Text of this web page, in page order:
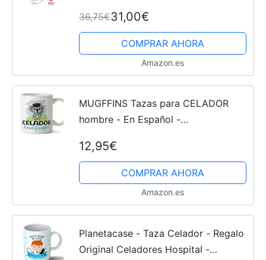
36,75€31,00€
COMPRAR AHORA
Amazon.es
MUGFFINS Tazas para CELADOR
hombre - En Español -
ml - Regalo original y divertido
12,95€
COMPRAR AHORA
Amazon.es
Planetacase - Taza Celador - Regalo
Original Celadores Hospital -